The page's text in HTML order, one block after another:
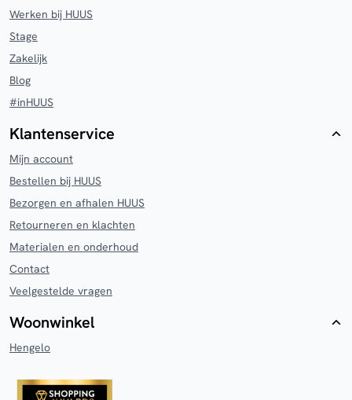
Werken bij HUUS
Stage
Zakelijk
Blog
#inHUUS
Klantenservice
Mijn account
Bestellen bij HUUS
Bezorgen en afhalen HUUS
Retourneren en klachten
Materialen en onderhoud
Contact
Veelgestelde vragen
Woonwinkel
Hengelo